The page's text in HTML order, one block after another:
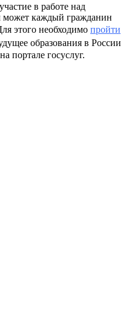
в работе над
может каждый гражданин
этого необходимо пройти
образования в России
портале госуслуг.